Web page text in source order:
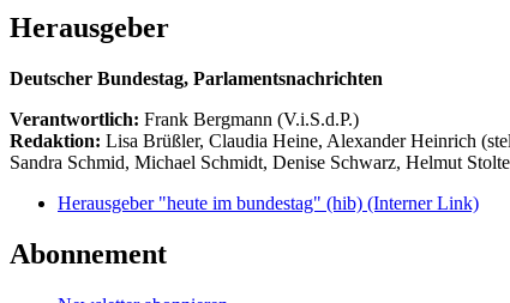
Herausgeber
Deutscher Bundestag, Parlamentsnachrichten
Verantwortlich: Frank Bergmann (V.i.S.d.P.)
Redaktion: Lisa Brüßler, Claudia Heine, Alexander Heinrich
Sandra Schmid, Michael Schmidt, Denise Schwarz, Helmut
Herausgeber "heute im bundestag" (hib) (Interner Link)
Abonnement